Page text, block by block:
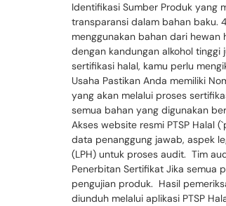
Identifikasi Sumber Produk yang
transparansi dalam bahan baku.
menggunakan bahan dari
dengan kandungan alkohol
sertifikasi halal, kamu perlu
Usaha Pastikan Anda memiliki
yang akan melalui proses
semua bahan yang digunakan
Akses website resmi PTSP Halal
data penanggung jawab, aspek
(LPH) untuk proses audit. Tim
Penerbitan Sertifikat Jika semua
pengujian produk. Hasil
diunduh melalui aplikasi PTSP